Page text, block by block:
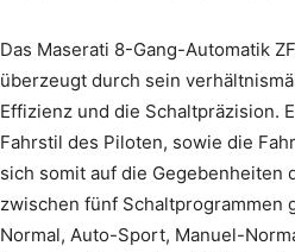
Das Maserati 8-Gang-Automatik
überzeugt durch sein
Effizienz und die Schaltpräzision.
Fahrstil des Piloten, sowie die
sich somit auf die Gegebenheiten
zwischen fünf Schaltprogrammen
Normal, Auto-Sport, Manuel-